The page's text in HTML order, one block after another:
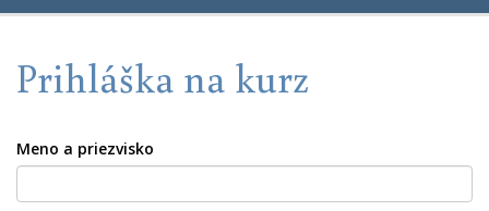
Prihláška na kurz
Meno a priezvisko